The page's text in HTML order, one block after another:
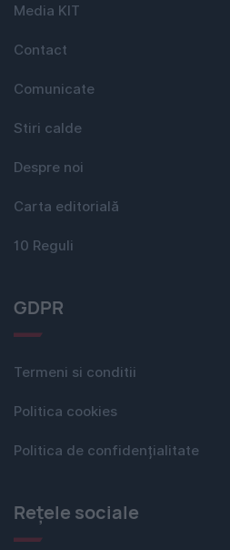
Media KIT
Contact
Comunicate
Stiri calde
Despre noi
Carta editorială
10 Reguli
GDPR
Termeni si conditii
Politica cookies
Politica de confidențialitate
Rețele sociale